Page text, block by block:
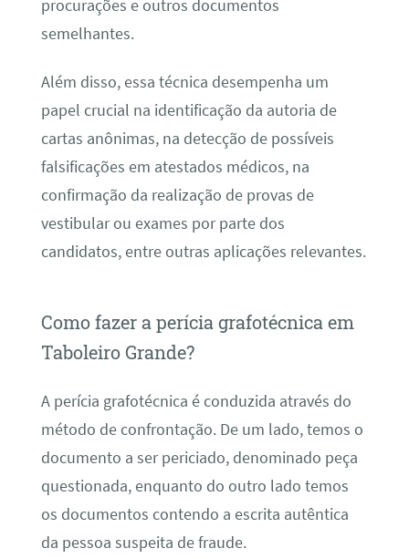
procurações e outros documentos
semelhantes.
Além disso, essa técnica desempenha um
papel crucial na identificação da autoria de
cartas anônimas, na detecção de possíveis
falsificações em atestados médicos, na
confirmação da realização de provas de
vestibular ou exames por parte dos
candidatos, entre outras aplicações relevantes.
Como fazer a perícia grafotécnica em
Taboleiro Grande?
A perícia grafotécnica é conduzida através do
método de confrontação. De um lado, temos o
documento a ser periciado, denominado peça
questionada, enquanto do outro lado temos
os documentos contendo a escrita autêntica
da pessoa suspeita de fraude.